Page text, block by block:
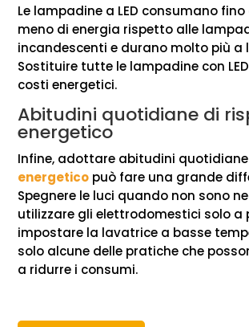
Le lampadine a LED consumano fino
meno di energia rispetto alle
incandescenti e durano molto più a
Sostituire tutte le lampadine con
costi energetici.
Abitudini quotidiane di
energetico
Infine, adottare abitudini
energetico può fare una grande
Spegnere le luci quando non sono
utilizzare gli elettrodomestici solo a
impostare la lavatrice a basse
solo alcune delle pratiche che
a ridurre i consumi.